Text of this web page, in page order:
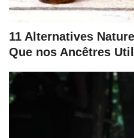
11 Alternatives
Que nos Ancêtres